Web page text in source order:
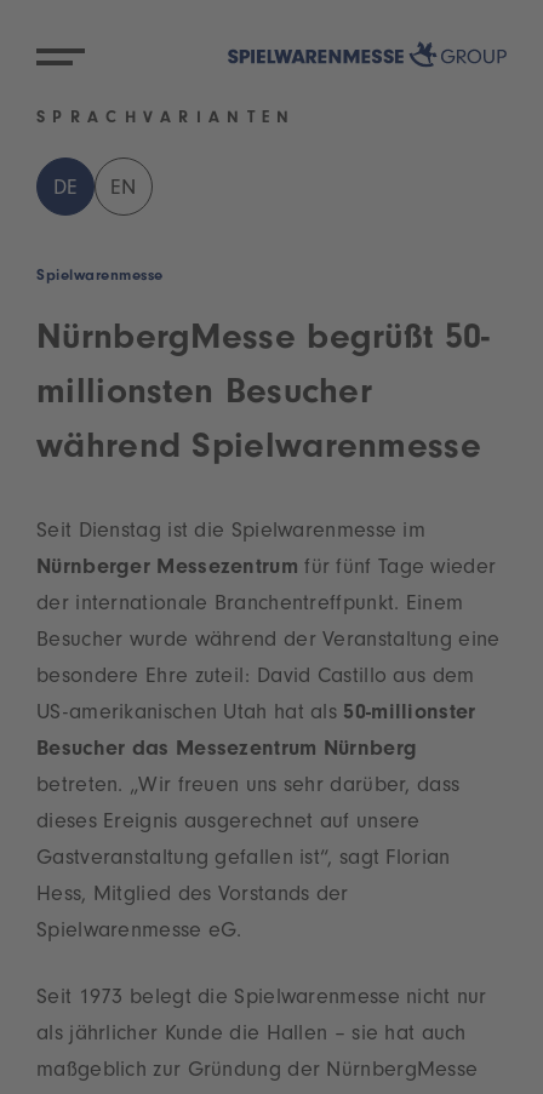
SPRACHVARIANTEN
DE EN
Spielwarenmesse
NürnbergMesse begrüßt 50-
millionsten Besucher
während Spielwarenmesse
Seit Dienstag ist die Spielwarenmesse im
Nürnberger Messezentrum für fünf Tage wieder
der internationale Branchentreffpunkt. Einem
Besucher wurde während der Veranstaltung eine
besondere Ehre zuteil: David Castillo aus dem
US-amerikanischen Utah hat als 50-millionster
Besucher das Messezentrum Nürnberg
betreten. „Wir freuen uns sehr darüber, dass
dieses Ereignis ausgerechnet auf unsere
Gastveranstaltung gefallen ist“, sagt Florian
Hess, Mitglied des Vorstands der
Spielwarenmesse eG.
Seit 1973 belegt die Spielwarenmesse nicht nur
als jährlicher Kunde die Hallen – sie hat auch
maßgeblich zur Gründung der NürnbergMesse